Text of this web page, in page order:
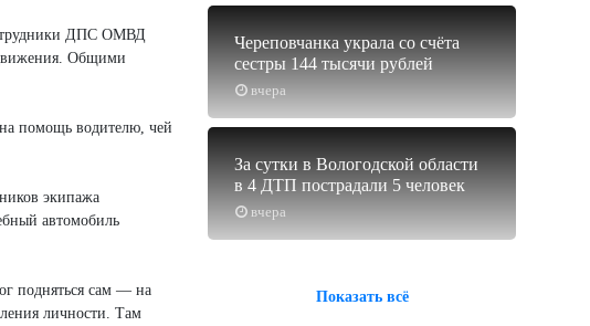
ДПС ОМВД
Общими
помощь водителю, чей
экипажа
автомобиль
подняться сам — на
личности. Там
вчера
Череповчанка украла со счёта
сестры 144 тысячи рублей
вчера
За сутки в Вологодской области
в 4 ДТП пострадали 5 человек
Показать всё